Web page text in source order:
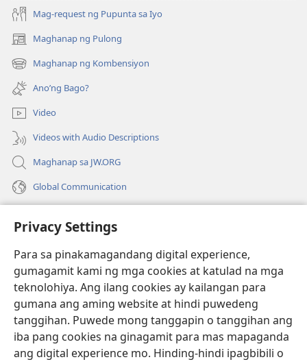
Privacy Settings
Para sa pinakamagandang digital experience,
gumagamit kami ng mga cookies at katulad na mga
teknolohiya. Ang ilang cookies ay kailangan para
gumana ang aming website at hindi puwedeng
tanggihan. Puwede mong tanggapin o tanggihan ang
iba pang cookies na ginagamit para mas mapaganda
ang digital experience mo. Hinding-hindi ipagbibili o
Mag-request ng Pupunta sa Iyo
Maghanap ng Pulong
(may
bubukas
na
bagong
window)
Maghanap ng Kombensiyon
(may
bubukas
na
bagong
window)
Ano’ng Bago?
Video
Videos with Audio Descriptions
Maghanap sa JW.ORG
Global Communication
(may
na
bagong
window)
Watchtower ONLINE LIBRARY™
(may
bubukas
na
bagong
window)
JW Hub ®
(may
bubukas
bagong
JW Library ®